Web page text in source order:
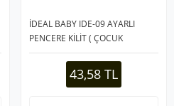
İDEAL BABY IDE-09 AYARLI
PENCERE KİLİT ( ÇOCUK
EMNİYET )*24X10
43,58 TL